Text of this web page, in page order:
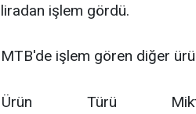
liradan işlem gördü.
MTB'de işlem gören diğer
Ürün Türü